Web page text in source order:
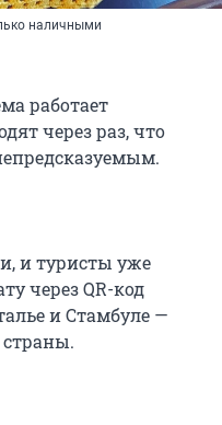
наличными
работает
через раз, что
и туристы уже
через QR-код
и Стамбуле —